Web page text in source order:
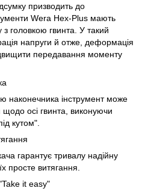
призводить до
Wera Hex-Plus мають
головкою гвинта. У такий
напруги й отже, деформація
передавання моменту
наконечника інструмент може
щодо осі гвинта, виконуючи
кутом".
гарантує тривалу надійну
просте витягання.
it easy"